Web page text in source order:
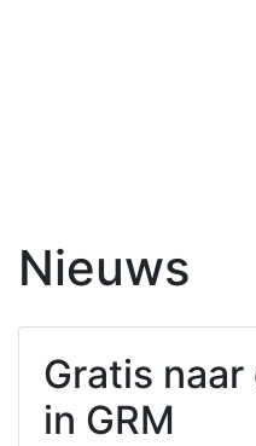
Nieuws
Gratis
in GRM